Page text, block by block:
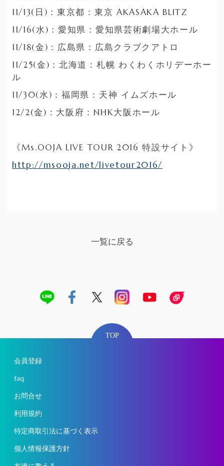
11/13(日)：東京都：東京 AKASAKA BLITZ
11/16(水)：愛知県：愛知県芸術劇場大ホール
11/18(金)：広島県：広島クラブクアトロ
11/25(金)：北海道：札幌 わくわくホリデーホー
ル
11/30(水)：福岡県：天神 イムズホール
12/2(金)：大阪府：NHK大阪ホール
《Ms.OOJA LIVE TOUR 2016 特設サイト》
http://msooja.net/livetour2016/
一覧に戻る
TOP
会員登録
faq
お問合せ
利用規約
特定商取引法に基づく表示
個人情報保護方針